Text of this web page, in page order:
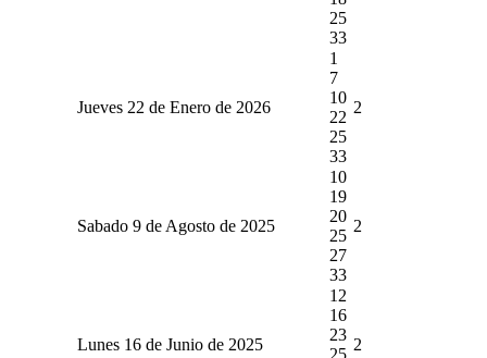
25
33
Jueves 22 de Enero de 2026
1
7
10
22
25
33
2
Sabado 9 de Agosto de 2025
10
19
20
25
27
33
2
Lunes 16 de Junio de 2025
12
16
23
25
2